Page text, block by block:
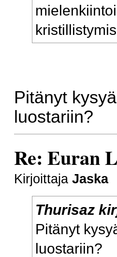
Pitänyt
luostariin?
Re: Euran
KirjoittajaJaska
Thurisaz
Pitänyt
luostariin?